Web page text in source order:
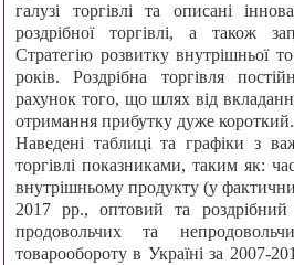
галузі торгівлі та описані
роздрібної торгівлі, а також
Стратегію розвитку внутрішньої
років. Роздрібна торгівля
рахунок того, що шлях від
отримання прибутку дуже короткий.
Наведені таблиці та графіки з
торгівлі показниками, таким як:
внутрішньому продукту (у
2017 рр., оптовий та роздрібний
продовольчих та
товарообороту в Україні за 2007-